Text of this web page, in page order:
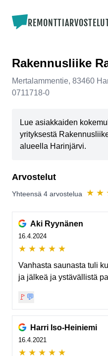
Rakennusliike
Mertalammentie, 83460
0711718-0
Lue asiakkaiden
yrityksestä
alueella Harinjärvi.
Arvostelut
Yhteensä 4 arvostelua ★ ★
Aki Ryynänen
16.4.2024
★ ★ ★ ★ ★
Vanhasta saunasta tuli
ja jälkeä ja ystävällistä
🚩 💬
Harri Iso-Heiniemi
16.4.2021
★ ★ ★ ★ ★